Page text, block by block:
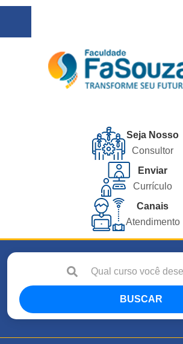
Seja Nosso
Consultor
Enviar
Currículo
Canais
Atendimento
BUSCAR